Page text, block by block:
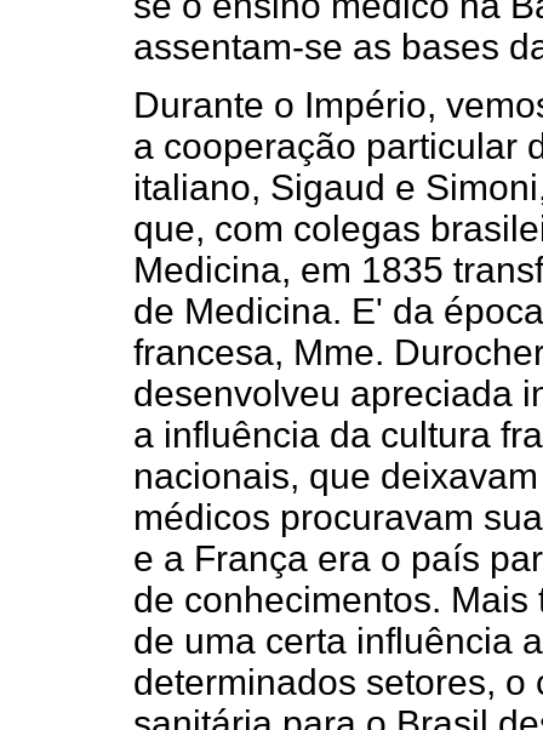
assentam-se as bases
Durante o Império,
a cooperação particular
italiano, Sigaud e
que, com colegas
Medicina, em 1835
de Medicina. E' da
francesa, Mme.
desenvolveu apreciada
a influência da cultura
nacionais, que
médicos procuravam
e a França era o país
de conhecimentos.
de uma certa influência
determinados setores,